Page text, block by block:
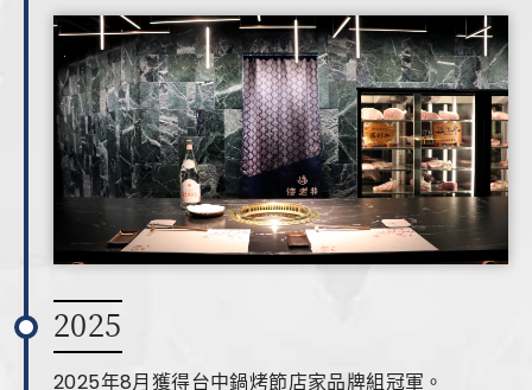
2025
2025年8月獲得台中鍋烤節店家品牌組冠軍。